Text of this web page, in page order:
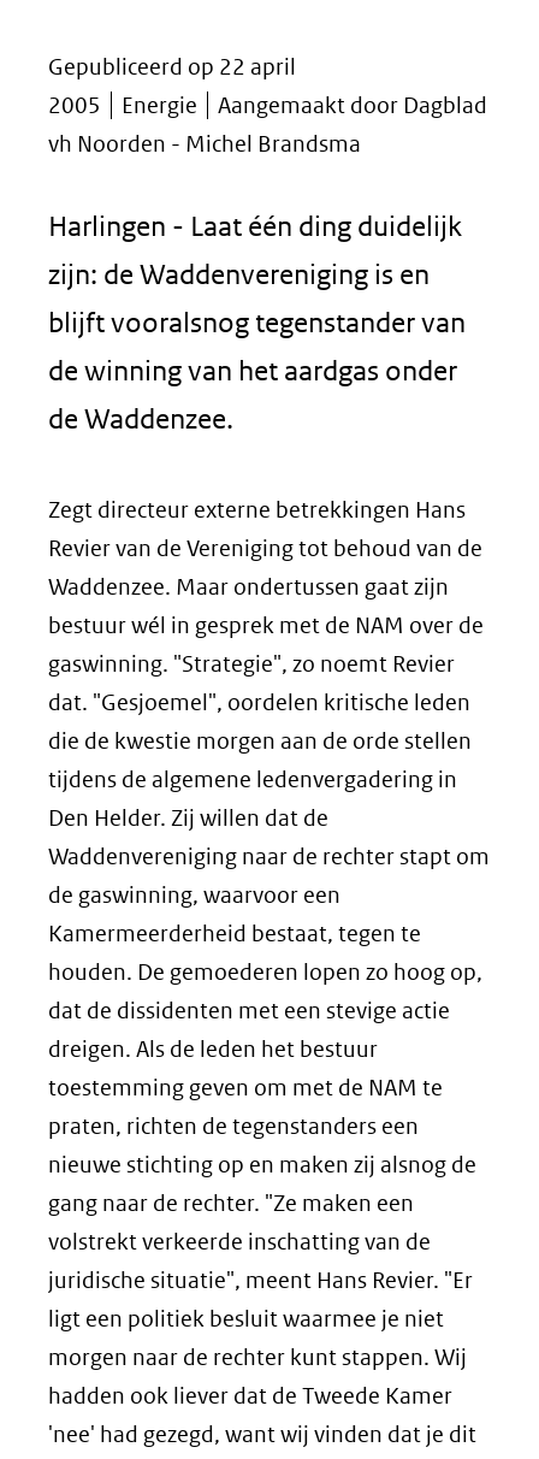
Gepubliceerd op 22 april
2005
Energie
Aangemaakt door Dagblad
vh Noorden - Michel Brandsma
Harlingen - Laat één ding duidelijk
zijn: de Waddenvereniging is en
blijft vooralsnog tegenstander van
de winning van het aardgas onder
de Waddenzee.
Zegt directeur externe betrekkingen Hans
Revier van de Vereniging tot behoud van de
Waddenzee. Maar ondertussen gaat zijn
bestuur wél in gesprek met de NAM over de
gaswinning. "Strategie", zo noemt Revier
dat. "Gesjoemel", oordelen kritische leden
die de kwestie morgen aan de orde stellen
tijdens de algemene ledenvergadering in
Den Helder. Zij willen dat de
Waddenvereniging naar de rechter stapt om
de gaswinning, waarvoor een
Kamermeerderheid bestaat, tegen te
houden. De gemoederen lopen zo hoog op,
dat de dissidenten met een stevige actie
dreigen. Als de leden het bestuur
toestemming geven om met de NAM te
praten, richten de tegenstanders een
nieuwe stichting op en maken zij alsnog de
gang naar de rechter. "Ze maken een
volstrekt verkeerde inschatting van de
juridische situatie", meent Hans Revier. "Er
ligt een politiek besluit waarmee je niet
morgen naar de rechter kunt stappen. Wij
hadden ook liever dat de Tweede Kamer
'nee' had gezegd, want wij vinden dat je dit